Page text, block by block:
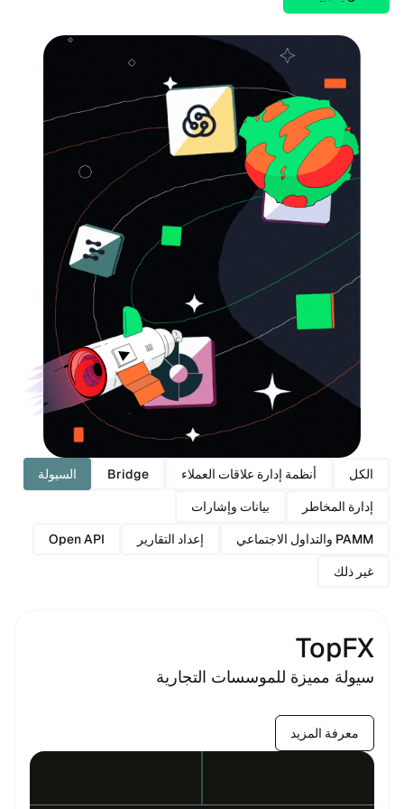
الكل أنظمة إدارة علاقات العملاء Bridge
السيولة
إدارة المخاطر
بيانات وإشارات
PAMM والتداول الاجتماعي
إعداد التقارير
Open API
غير ذلك
TopFX
سيولة مميزة للموسسات التجارية
معرفة المزيد